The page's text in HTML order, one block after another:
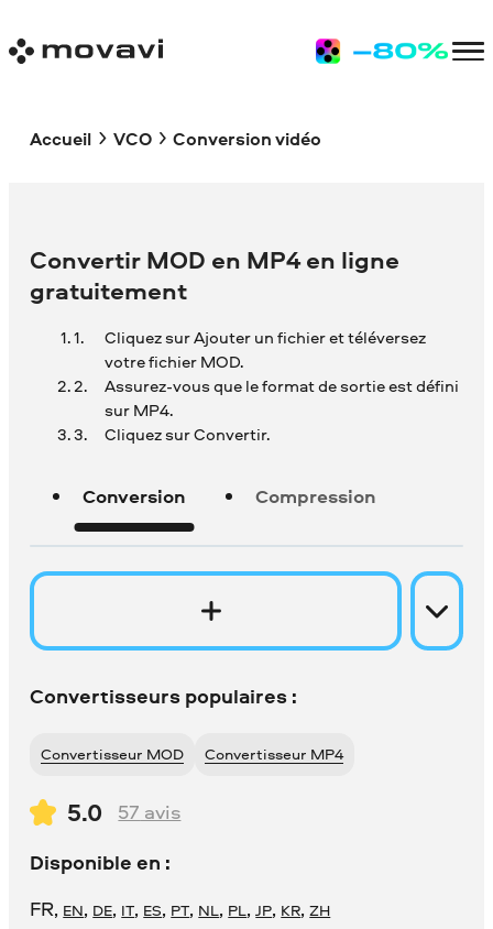
Accueil VCO Conversion vidéo
Convertir MOD en MP4 en ligne
gratuitement
Cliquez sur Ajouter un fichier et téléversez
votre fichier MOD.
Assurez-vous que le format de sortie est défini
sur MP4.
Cliquez sur Convertir.
Conversion Compression
Convertisseurs populaires :
Convertisseur MOD Convertisseur MP4
5.0 57 avis
Disponible en :
FR, EN, DE, IT, ES, PT, NL, PL,JP, KR,ZH